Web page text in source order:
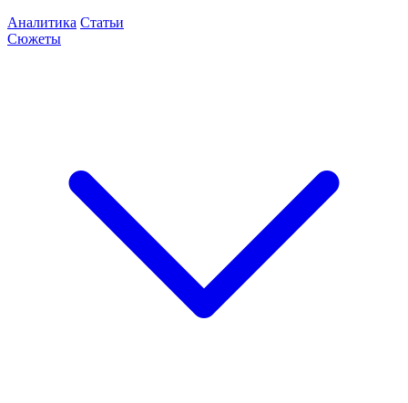
Аналитика Статьи
Сюжеты